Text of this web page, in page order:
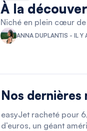
À la
Niché en plein cœur de
ANNA DUPLANTIS - IL Y
Nos dernières
easyJet racheté pour
d’euros, un géant